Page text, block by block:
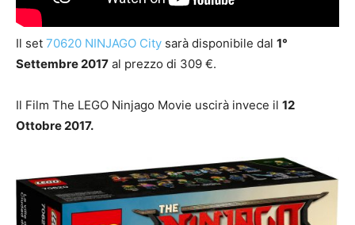
Il set 70620 NINJAGO City sarà disponibile dal 1°
Settembre 2017 al prezzo di 309 €.
Il Film The LEGO Ninjago Movie uscirà invece il 12
Ottobre 2017.